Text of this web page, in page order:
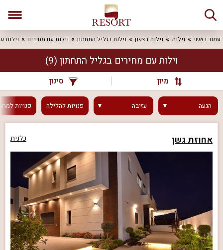
עמוד ראשי וילות וילות בצפון וילות בגליל התחתון וילות עם מחירים וילות
וילות עם מחירים בגליל התחתון (9)
מיון סינון
הגעה עזיבה פנויותלהלילה פנויות
אחוזת גשן כלנית